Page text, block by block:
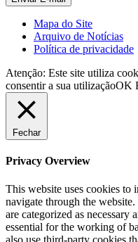
Mapa do Site
Arquivo de Notícias
Política de privacidade
Atenção: Este site utiliza
consentir a sua utilizaçãoOK
Fechar
Privacy Overview
This website uses cookies to
navigate through the
are categorized as necessary
essential for the working of
also use third-party cookies